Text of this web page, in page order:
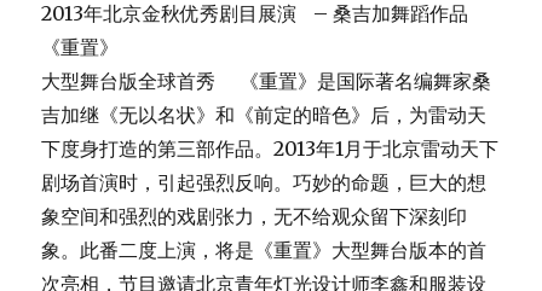
2013年北京金秋优秀剧目展演 – 桑吉加舞蹈作品
《重置》
大型舞台版全球首秀 《重置》是国际著名编舞家桑
吉加继《无以名状》和《前定的暗色》后，为雷动天
下度身打造的第三部作品。2013年1月于北京雷动天下
剧场首演时，引起强烈反响。巧妙的命题，巨大的想
象空间和强烈的戏剧张力，无不给观众留下深刻印
象。此番二度上演，将是《重置》大型舞台版本的首
次亮相，节目邀请北京青年灯光设计师李鑫和服装设